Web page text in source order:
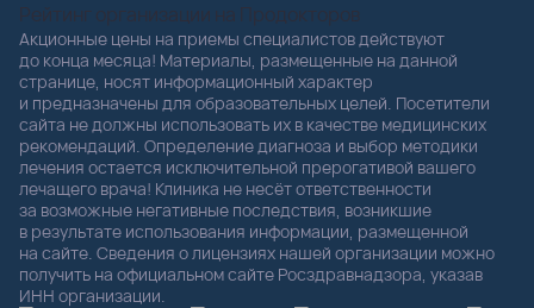
Рейтинг организации на Продокторов
Акционные цены на приемы специалистов действуют
до конца месяца! Материалы, размещенные на данной
странице, носят информационный характер
и предназначены для образовательных целей. Посетители
сайта не должны использовать их в качестве медицинских
рекомендаций. Определение диагноза и выбор методики
лечения остается исключительной прерогативой вашего
лечащего врача! Клиника не несёт ответственности
за возможные негативные последствия, возникшие
в результате использования информации, размещенной
на сайте. Сведения о лицензиях нашей организации можно
получить на официальном сайте Росздравнадзора, указав
ИНН организации.